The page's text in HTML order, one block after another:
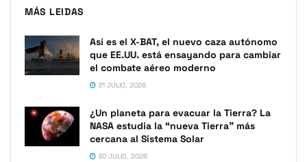
MÁS LEIDAS
Así es el X-BAT, el nuevo caza autónomo
que EE.UU. está ensayando para cambiar
el combate aéreo moderno
31 JULIO, 2026
¿Un planeta para evacuar la Tierra? La
NASA estudia la “nueva Tierra” más
cercana al Sistema Solar
30 JULIO, 2026